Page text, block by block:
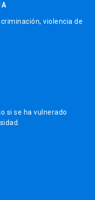
violencia de
si se ha vulnerado